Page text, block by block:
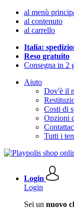
al menù
al contenuto
al carrello
Italia:
Reso gratuito
Consegna in 2
Aiuto
Dov'è il
Costi di
Opzioni
Tutti i
Login
Login
Sei un nuovo